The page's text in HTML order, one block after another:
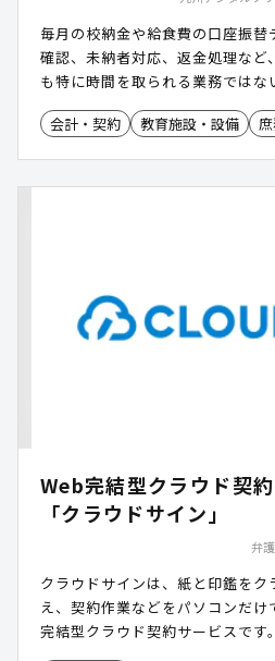
毎月の校納金や給食費の口座振替
確認、未納者対応、返金処理など
も特に時間を取られる業務ではな
「KDS学校会計クラウドシステム
務をクラウドで一元管理できるサ
会計・契約 教育施設・設備
Web完結型クラウド契
「クラウドサイン」
弁
クラウドサインは、紙と印鑑をク
え、契約作業などをパソコンだけ
完結型クラウド契約サービスです。